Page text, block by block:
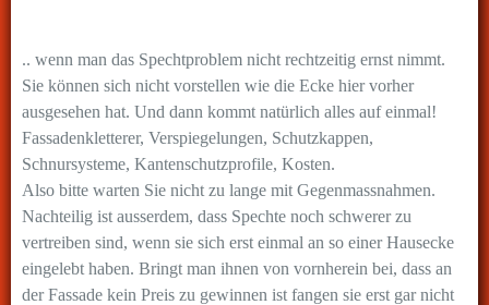
.. wenn man das Spechtproblem nicht rechtzeitig ernst nimmt.
Sie können sich nicht vorstellen wie die Ecke hier vorher
ausgesehen hat. Und dann kommt natürlich alles auf einmal!
Fassadenkletterer, Verspiegelungen, Schutzkappen,
Schnursysteme, Kantenschutzprofile, Kosten.
Also bitte warten Sie nicht zu lange mit Gegenmassnahmen.
Nachteilig ist ausserdem, dass Spechte noch schwerer zu
vertreiben sind, wenn sie sich erst einmal an so einer Hausecke
eingelebt haben. Bringt man ihnen von vornherein bei, dass an
der Fassade kein Preis zu gewinnen ist fangen sie erst gar nicht